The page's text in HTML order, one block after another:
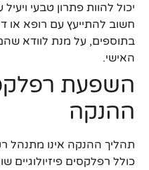
יכול להוות פתרון טבעי
חשוב להתייעץ עם רופא או
בתוספים, על מנת לוודא
האישי.
השפעת
ההנקה
תהליך ההנקה אינו מתנהל
כולל רפלקסים